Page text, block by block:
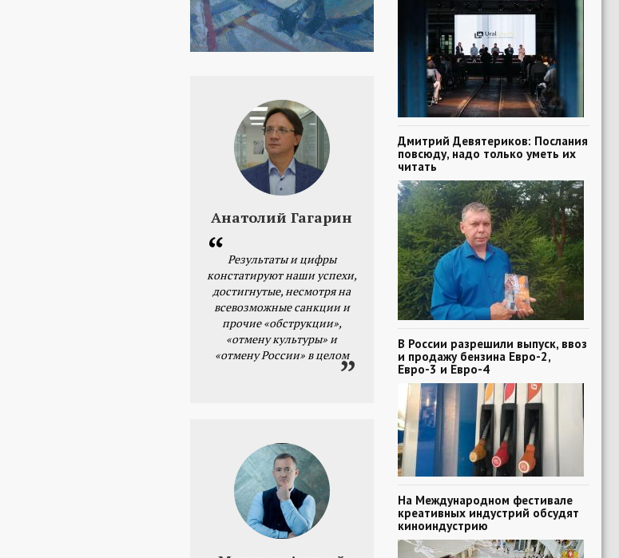
Анатолий Гагарин
Результаты и цифры
констатируют наши успехи,
достигнутые, несмотря на
всевозможные санкции и
прочие «обструкции»,
«отмену культуры» и
«отмену России» в целом
Дмитрий Девятериков: Послания
повсюду, надо только уметь их
читать
В России разрешили выпуск, ввоз
и продажу бензина Евро-2,
Евро-3 и Евро-4
На Международном фестивале
креативных индустрий обсудят
киноиндустрию